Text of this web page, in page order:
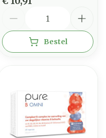
Bestel